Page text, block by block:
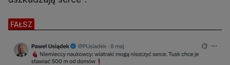
FAŁSZ